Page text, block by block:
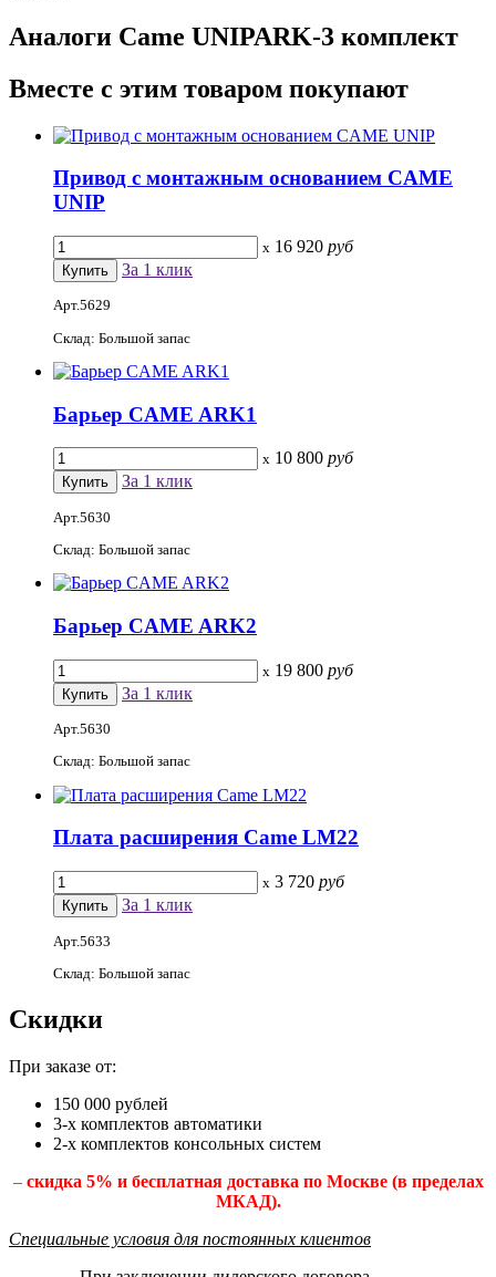
Аналоги Came UNIPARK-3 комплект
Вместе с этим товаром покупают
Привод с монтажным основанием CAME
UNIP
x 16 920 руб
За 1 клик
Арт.5629
Склад: Большой запас
Барьер CAME ARK1
x 10 800 руб
За 1 клик
Арт.5630
Склад: Большой запас
Барьер CAME ARK2
x 19 800 руб
За 1 клик
Арт.5630
Склад: Большой запас
Плата расширения Came LM22
x 3 720 руб
За 1 клик
Арт.5633
Склад: Большой запас
Скидки
При заказе от:
150 000 рублей
3-х комплектов автоматики
2-х комплектов консольных систем
– скидка 5% и бесплатная доставка по Москве (в пределах
МКАД).
Специальные условия для постоянных клиентов